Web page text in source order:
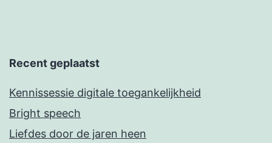
Recent geplaatst
Kennissessie digitale toegankelijkheid
Bright speech
Liefdes door de jaren heen